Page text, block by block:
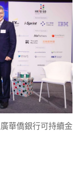
華僑銀行可持續金